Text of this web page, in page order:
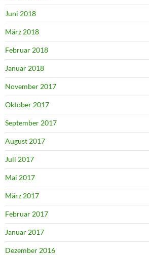
Juni 2018
März 2018
Februar 2018
Januar 2018
November 2017
Oktober 2017
September 2017
August 2017
Juli 2017
Mai 2017
März 2017
Februar 2017
Januar 2017
Dezember 2016